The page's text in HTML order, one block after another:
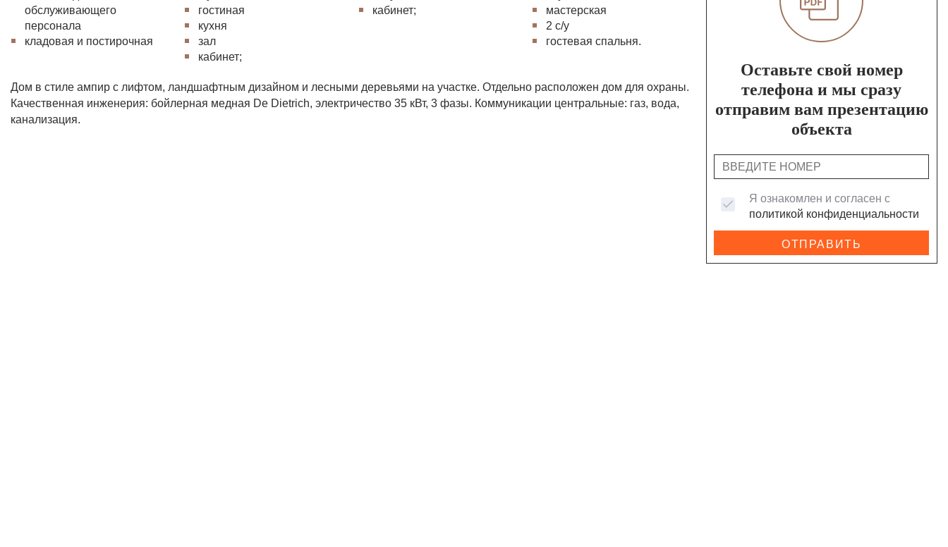
обслуживающего
персонала
кладовая и постирочная
гостиная
кухня
зал
кабинет;
кабинет;
мастерская
2 с/у
гостевая спальня.
Дом в стиле ампир с лифтом, ландшафтным дизайном и лесными деревьями на участке. Отдельно расположен дом для охраны.
Качественная инженерия: бойлерная медная De Dietrich, электричество 35 кВт, 3 фазы. Коммуникации центральные: газ, вода,
канализация.
Оставьте свой номер
телефона и мы сразу
отправим вам презентацию
объекта
Я ознакомлен и согласен с
политикой конфиденциальности
ОТПРАВИТЬ